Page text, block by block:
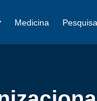
Medicina